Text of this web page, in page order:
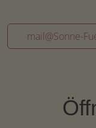
mail@Sonne-